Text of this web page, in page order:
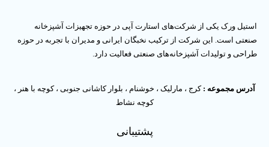
استیل ورک یکی از شرکت‌های استارت آپی در حوزه تجهیزات آشپزخانه
صنعتی است. این شرکت از ترکیب نخبگان ایرانی و مدیران با تجربه در حوزه
طراحی و تولیدات آشپزخانه‌های صنعتی فعالیت دارد.
آدرس مجموعه : کرج ، مارلیک ، خوشنام ، بلوار کاشانی جنوبی ، کوچه با هنر ،
کوچه نشاط
پشتیبانی